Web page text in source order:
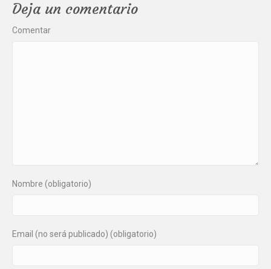
Deja un comentario
Comentar
Nombre (obligatorio)
Email (no será publicado) (obligatorio)